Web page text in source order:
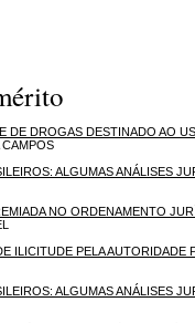
DE DROGAS DESTINADO AO
ALGUMAS ANÁLISES
NO ORDENAMENTO
ILICITUDE PELA AUTORIDADE
ALGUMAS ANÁLISES